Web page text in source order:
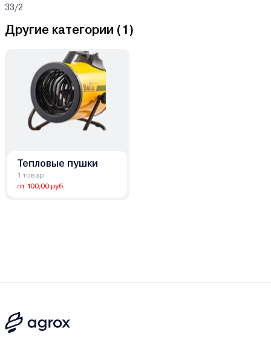
33/2
Другие категории (1 )
Тепловые пушки
1 товар
от 100,00 руб.